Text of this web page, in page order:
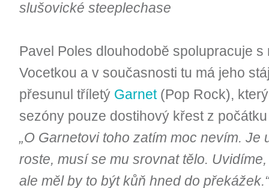
slušovické steeplechase
Pavel Poles dlouhodobě spolupracuje s
Vocetkou a v současnosti tu má jeho
přesunul tříletý Garnet(Pop Rock),
sezóny pouze dostihový křest z
„O Garnetovi toho zatím moc nevím. Je
roste, musí se mu srovnat tělo.
ale měl by to být kůň hned do překážek.“